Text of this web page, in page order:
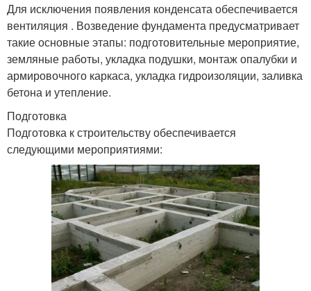
Для исключения появления конденсата обеспечивается
вентиляция . Возведение фундамента предусматривает
такие основные этапы: подготовительные мероприятие,
земляные работы, укладка подушки, монтаж опалубки и
армировочного каркаса, укладка гидроизоляции, заливка
бетона и утепление.
Подготовка
Подготовка к строительству обеспечивается
следующими мероприятиями: